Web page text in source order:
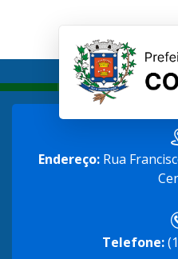
Endereço:Rua
Telefone: